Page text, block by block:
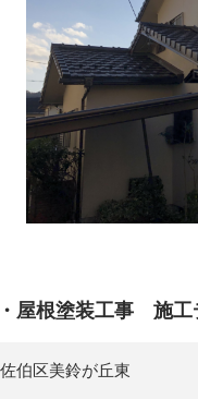
屋根塗装工事 施工
伯区美鈴が丘東